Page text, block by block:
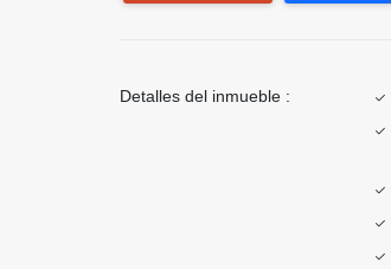
Detalles del inmueble :